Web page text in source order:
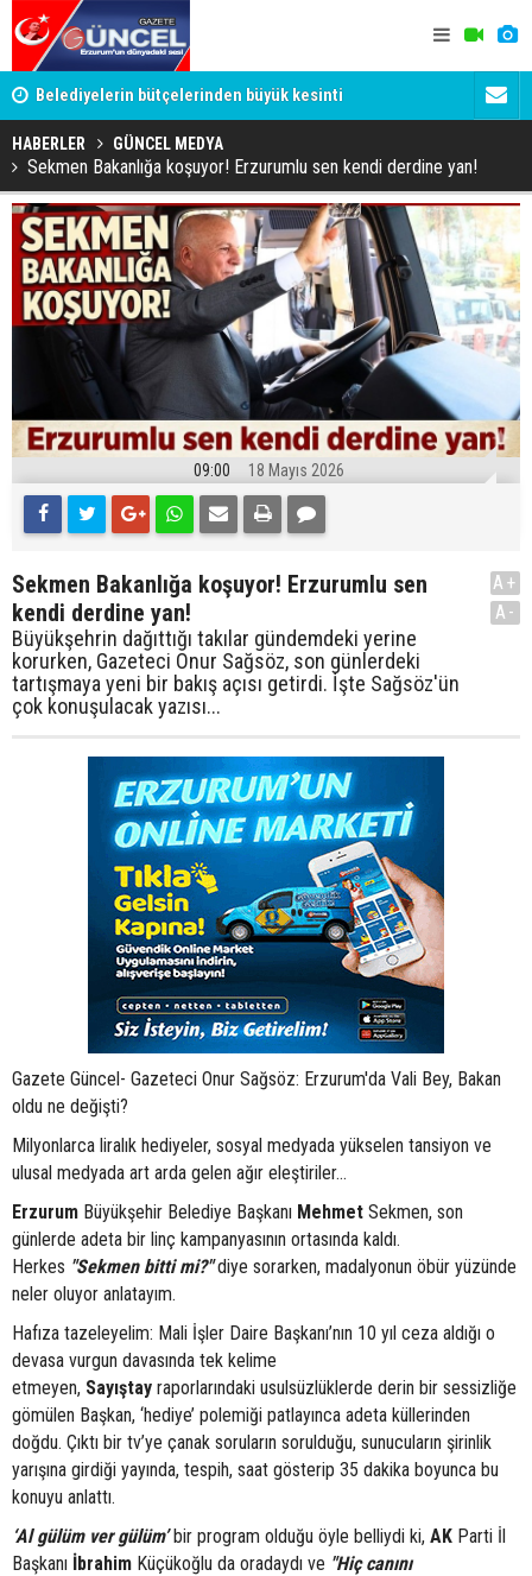
Belediyelerin bütçelerinden büyük kesinti
HABERLER GÜNCEL MEDYA
Sekmen Bakanlığa koşuyor! Erzurumlu sen kendi derdine yan!
09:00 18 Mayıs 2026
Sekmen Bakanlığa koşuyor! Erzurumlu sen
kendi derdine yan!
Büyükşehrin dağıttığı takılar gündemdeki yerine
korurken, Gazeteci Onur Sağsöz, son günlerdeki
tartışmaya yeni bir bakış açısı getirdi. İşte Sağsöz'ün
çok konuşulacak yazısı...
A+
A-
Gazete Güncel- Gazeteci Onur Sağsöz: Erzurum'da Vali Bey, Bakan
oldu ne değişti?
Milyonlarca liralık hediyeler, sosyal medyada yükselen tansiyon ve
ulusal medyada art arda gelen ağır eleştiriler…
Erzurum Büyükşehir Belediye Başkanı Mehmet Sekmen, son
günlerde adeta bir linç kampanyasının ortasında kaldı.
Herkes "Sekmen bitti mi?"diye sorarken, madalyonun öbür yüzünde
neler oluyor anlatayım.
Hafıza tazeleyelim: Mali İşler Daire Başkanı’nın 10 yıl ceza aldığı o
devasa vurgun davasında tek kelime
etmeyen, Sayıştay raporlarındaki usulsüzlüklerde derin bir sessizliğe
gömülen Başkan, ‘hediye’ polemiği patlayınca adeta küllerinden
doğdu. Çıktı bir tv’ye çanak soruların sorulduğu, sunucuların şirinlik
yarışına girdiği yayında, tespih, saat gösterip 35 dakika boyunca bu
konuyu anlattı.
‘Al gülüm ver gülüm’bir program olduğu öyle belliydi ki, AK Parti İl
Başkanı İbrahim Küçükoğlu da oradaydı ve "Hiç canını